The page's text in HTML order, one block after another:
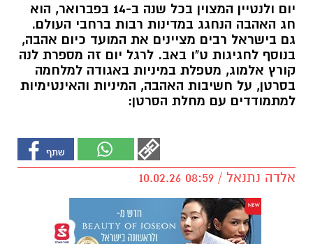
יום ולנטיין המצוין בכל שנה ב-14 בפברואר, הוא
חג האהבה הנחגג במדינות רבות ברחבי העולם.
גם בישראל רבים מציינים את המועד כיום אהבה,
בנוסף לחגיגות ט"ו באב. לרגל יום זה מספרת לנה
קורץ אלמוג, מטפלת במיניות באגודה למלחמה
בסרטן, על חשיבות האהבה, המיניות והאינטימיות
למתמודדים עם מחלת הסרטן:
אלדה נתנאל / 08:59 10.02.26